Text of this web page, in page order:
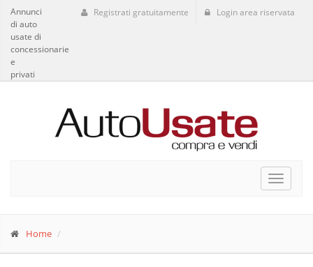
Annunci
di auto
usate di
concessionarie
e
privati
Registrati gratuitamente Login area riservata
Toggle
Home